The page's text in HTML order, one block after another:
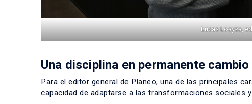
Lucas Loayza,
Una disciplina en permanente cambio
Para el editor general de Planeo, una de las principales
capacidad de adaptarse a las transformaciones sociales